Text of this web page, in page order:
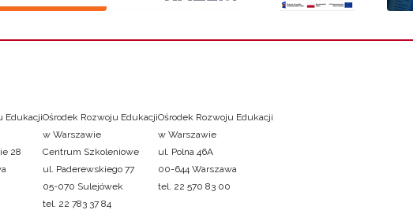
Edukacji
28
Ośrodek Rozwoju Edukacji
w Warszawie
Centrum Szkoleniowe
ul. Paderewskiego 77
05-070 Sulejówek
tel. 22 783 37 84
Ośrodek Rozwoju Edukacji
w Warszawie
ul. Polna 46A
00-644 Warszawa
tel. 22 570 83 00